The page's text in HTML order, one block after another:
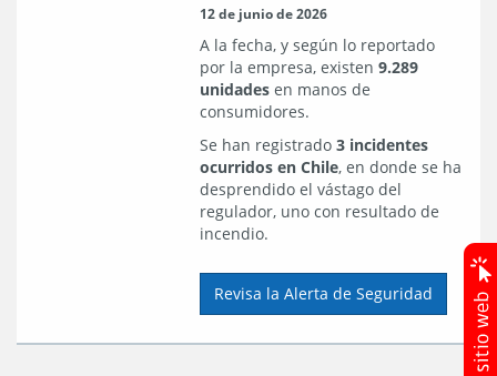
12 de junio de 2026
A la fecha, y según lo reportado
por la empresa, existen 9.289
unidades en manos de
consumidores.
Se han registrado 3 incidentes
ocurridos en Chile, en donde se ha
desprendido el vástago del
regulador, uno con resultado de
incendio.
Revisa la Alerta de Seguridad